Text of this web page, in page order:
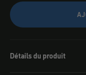
Détails du produit